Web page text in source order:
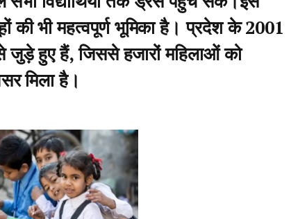
की भी महत्वपूर्ण भूमिका है। प्रदेश के 2001
से जुड़े हुए हैं, जिससे हजारों महिलाओं को
मिला है।